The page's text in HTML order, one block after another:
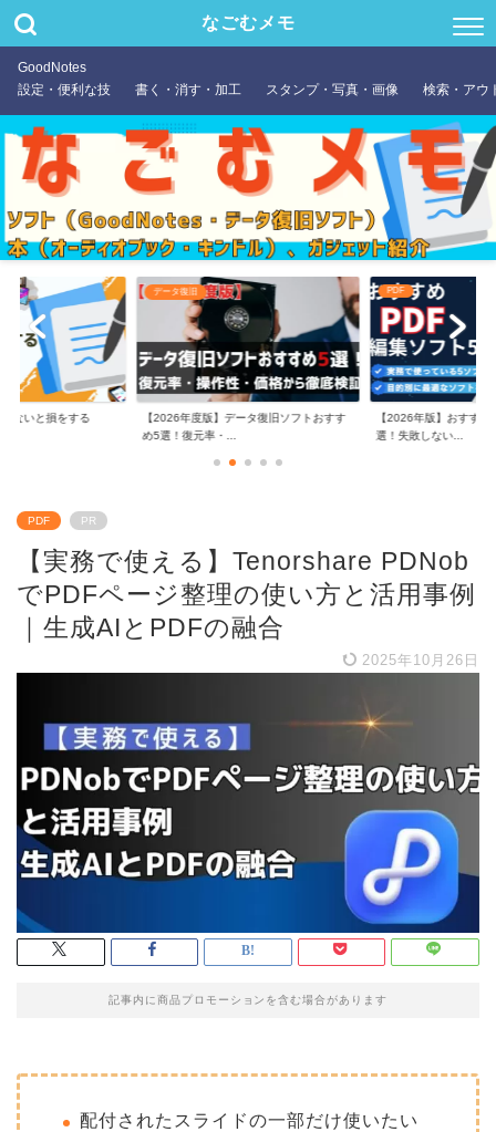
なごむメモ
GoodNotes
設定・便利な技
書く・消す・加工 スタンプ・写真・画像 検索・アウ
ないと損をする
データ復旧
【2026年度版】データ復旧ソフトおすす
め5選！復元率・...
PDF
【2026年版】おすす
選！失敗しない...
PDF PR
【実務で使える】Tenorshare PDNob
でPDFページ整理の使い方と活用事例
｜生成AIとPDFの融合
2025年10月26日
記事内に商品プロモーションを含む場合があります
配付されたスライドの一部だけ使いたい